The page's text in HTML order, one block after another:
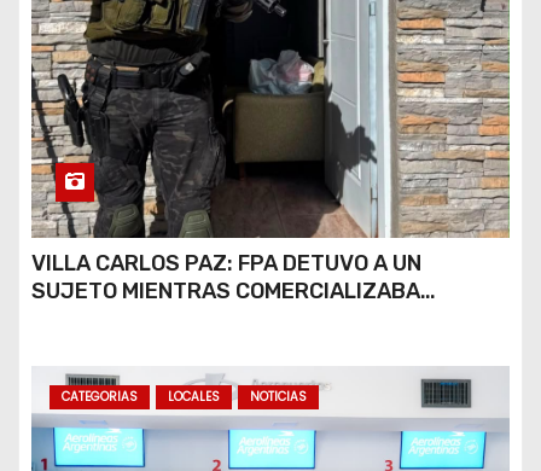
VILLA CARLOS PAZ: FPA DETUVO A UN
SUJETO MIENTRAS COMERCIALIZABA
CATEGORIAS LOCALES NOTICIAS